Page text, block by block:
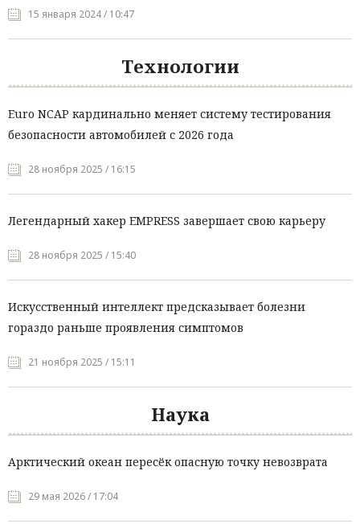
15 января 2024 / 10:47
Технологии
Euro NCAP кардинально меняет систему тестирования
безопасности автомобилей с 2026 года
28 ноября 2025 / 16:15
Легендарный хакер EMPRESS завершает свою карьеру
28 ноября 2025 / 15:40
Искусственный интеллект предсказывает болезни
гораздо раньше проявления симптомов
21 ноября 2025 / 15:11
Наука
Арктический океан пересёк опасную точку невозврата
29 мая 2026 / 17:04